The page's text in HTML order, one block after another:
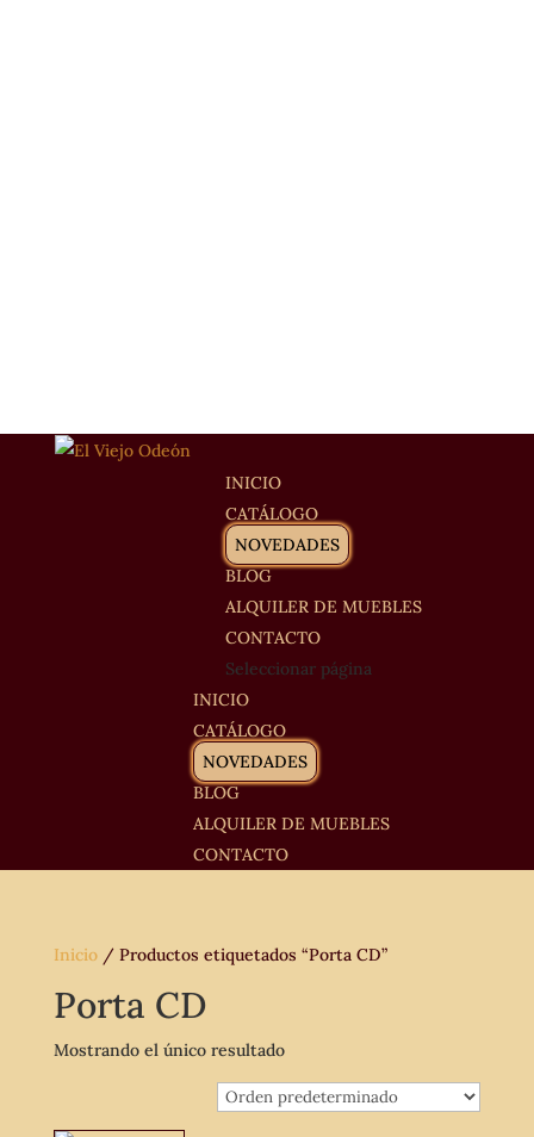
INICIO
CATÁLOGO
NOVEDADES
BLOG
ALQUILER DE MUEBLES
CONTACTO
Seleccionar página
INICIO
CATÁLOGO
NOVEDADES
BLOG
ALQUILER DE MUEBLES
CONTACTO
Inicio/ Productos etiquetados “Porta CD”
Porta CD
Mostrando el único resultado